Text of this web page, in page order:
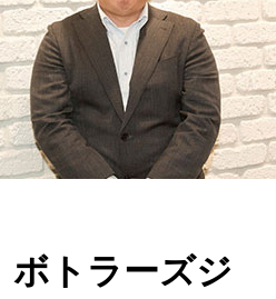
ボトラーズジ